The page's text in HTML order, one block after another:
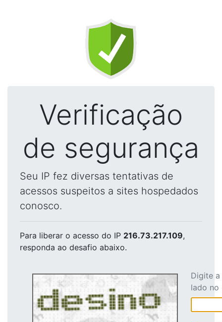
Verificação
de segurança
Seu IP fez diversas tentativas de
acessos suspeitos a sites hospedados
conosco.
Para liberar o acesso do IP 216.73.217.109,
responda ao desafio abaixo.
Digite
lado no